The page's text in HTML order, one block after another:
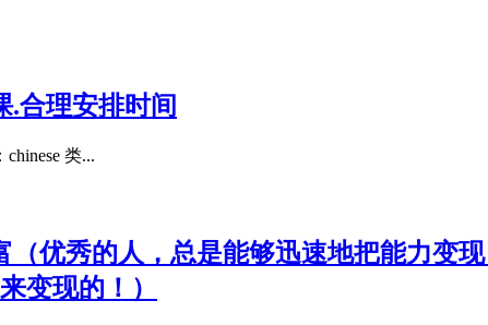
.合理安排时间
类...
优秀的人，总是能够迅速地把能力变
变现的！）